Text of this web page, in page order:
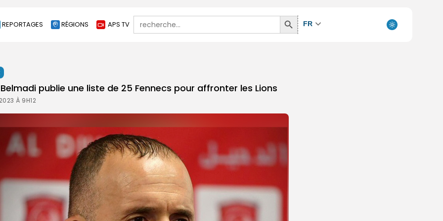
REPORTAGES RÉGIONS APS TV
Search
for:
Search
Button
FR
publie une liste de 25 Fennecs pour affronter les Lions
À 9H12